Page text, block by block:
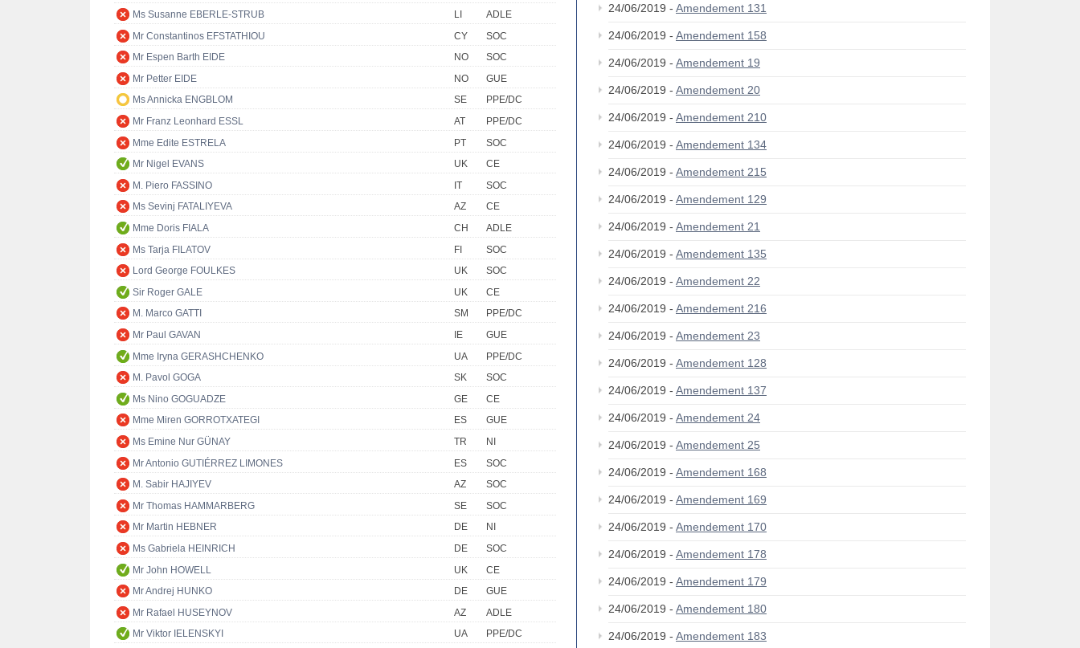
Ms Susanne EBERLE-STRUB
LI
ADLE
Mr Constantinos EFSTATHIOU
CY
SOC
Mr Espen Barth EIDE
NO
SOC
Mr Petter EIDE
NO
GUE
Ms Annicka ENGBLOM
SE
PPE/DC
Mr Franz Leonhard ESSL
AT
PPE/DC
Mme Edite ESTRELA
PT
SOC
Mr Nigel EVANS
UK
CE
M. Piero FASSINO
IT
SOC
Ms Sevinj FATALIYEVA
AZ
CE
Mme Doris FIALA
CH
ADLE
Ms Tarja FILATOV
FI
SOC
Lord George FOULKES
UK
SOC
Sir Roger GALE
UK
CE
M. Marco GATTI
SM
PPE/DC
Mr Paul GAVAN
IE
GUE
Mme Iryna GERASHCHENKO
UA
PPE/DC
M. Pavol GOGA
SK
SOC
Ms Nino GOGUADZE
GE
CE
Mme Miren GORROTXATEGI
ES
GUE
Ms Emine Nur GÜNAY
TR
NI
Mr Antonio GUTIÉRREZ LIMONES
ES
SOC
M. Sabir HAJIYEV
AZ
SOC
Mr Thomas HAMMARBERG
SE
SOC
Mr Martin HEBNER
DE
NI
Ms Gabriela HEINRICH
DE
SOC
Mr John HOWELL
UK
CE
Mr Andrej HUNKO
DE
GUE
Mr Rafael HUSEYNOV
AZ
ADLE
Mr Viktor IELENSKYI
UA
PPE/DC
24/06/2019 - Amendement 131
24/06/2019 - Amendement 158
24/06/2019 - Amendement 19
24/06/2019 - Amendement 20
24/06/2019 - Amendement 210
24/06/2019 - Amendement 134
24/06/2019 - Amendement 215
24/06/2019 - Amendement 129
24/06/2019 - Amendement 21
24/06/2019 - Amendement 135
24/06/2019 - Amendement 22
24/06/2019 - Amendement 216
24/06/2019 - Amendement 23
24/06/2019 - Amendement 128
24/06/2019 - Amendement 137
24/06/2019 - Amendement 24
24/06/2019 - Amendement 25
24/06/2019 - Amendement 168
24/06/2019 - Amendement 169
24/06/2019 - Amendement 170
24/06/2019 - Amendement 178
24/06/2019 - Amendement 179
24/06/2019 - Amendement 180
24/06/2019 - Amendement 183